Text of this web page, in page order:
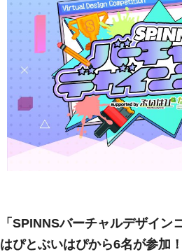
「SPINNSバーチャルデザイン
はぴとぶいはぴから6名が参加！